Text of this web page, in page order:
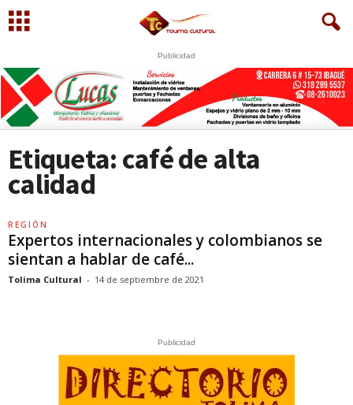
Publicidad
Etiqueta: café de alta
calidad
REGIÓN
Expertos internacionales y colombianos se
sientan a hablar de café...
Tolima Cultural - 14 de septiembre de 2021
Publicidad